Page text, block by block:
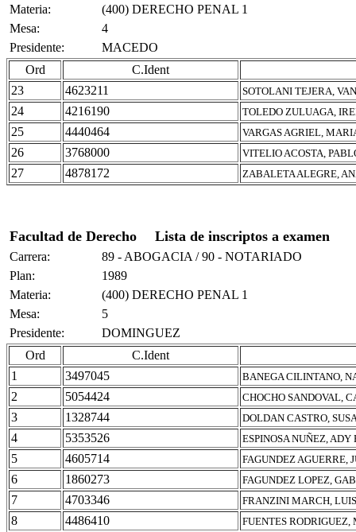
Materia:
(400) DERECHO PENAL 1
Mesa:
4
Presidente:
MACEDO
Ord
C.Ident
23
4623211 SOTOLANI TEJERA,
24 4216190 TOLEDO ZULUAGA,
25 4440464 VARGAS AGRIEL,
26 3768000 VITELIO ACOSTA,
27 4878172 ZABALETA ALEGRE,
Facultad de Derecho Lista de inscriptos a examen
Carrera:
89 - ABOGACIA / 90 - NOTARIADO
Plan:
1989
Materia:
(400) DERECHO PENAL 1
Mesa:
5
Presidente:
DOMINGUEZ
Ord
C.Ident
1
3497045 BANEGA CILINTANO,
2 5054424 CHOCHO SANDOVAL,
3 1328744 DOLDAN CASTRO,
4 5353526 ESPINOSA NUÑEZ, ADY
5 4605714 FAGUNDEZ AGUERRE,
6 1860273 FAGUNDEZ LOPEZ,
7 4703346 FRANZINI MARCH,
8 4486410 FUENTES